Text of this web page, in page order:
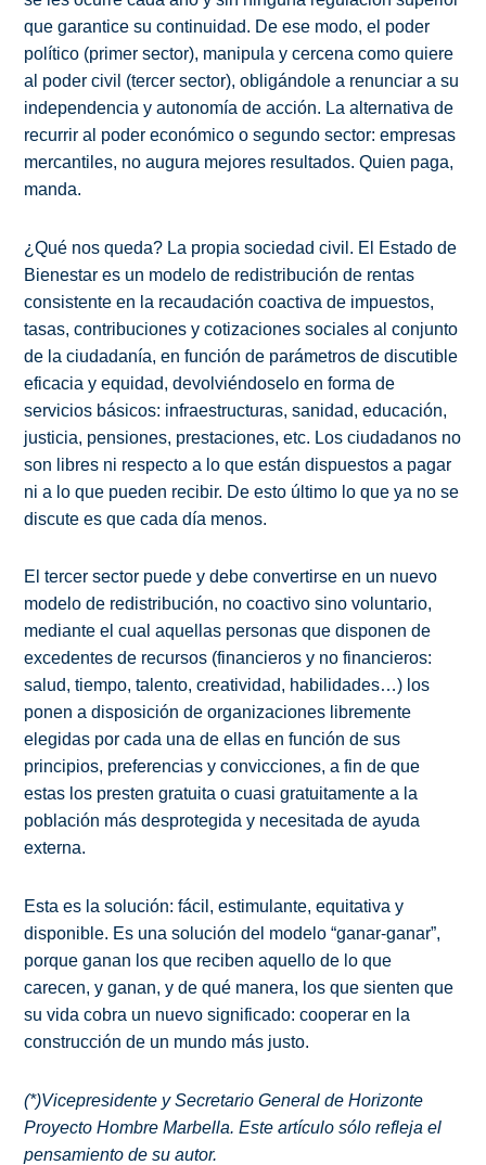
que garantice su continuidad. De ese modo, el poder
político (primer sector), manipula y cercena como quiere
al poder civil (tercer sector), obligándole a renunciar a su
independencia y autonomía de acción. La alternativa de
recurrir al poder económico o segundo sector: empresas
mercantiles, no augura mejores resultados. Quien paga,
manda.
¿Qué nos queda? La propia sociedad civil. El Estado de
Bienestar es un modelo de redistribución de rentas
consistente en la recaudación coactiva de impuestos,
tasas, contribuciones y cotizaciones sociales al conjunto
de la ciudadanía, en función de parámetros de discutible
eficacia y equidad, devolviéndoselo en forma de
servicios básicos: infraestructuras, sanidad, educación,
justicia, pensiones, prestaciones, etc. Los ciudadanos no
son libres ni respecto a lo que están dispuestos a pagar
ni a lo que pueden recibir. De esto último lo que ya no se
discute es que cada día menos.
El tercer sector puede y debe convertirse en un nuevo
modelo de redistribución, no coactivo sino voluntario,
mediante el cual aquellas personas que disponen de
excedentes de recursos (financieros y no financieros:
salud, tiempo, talento, creatividad, habilidades…) los
ponen a disposición de organizaciones libremente
elegidas por cada una de ellas en función de sus
principios, preferencias y convicciones, a fin de que
estas los presten gratuita o cuasi gratuitamente a la
población más desprotegida y necesitada de ayuda
externa.
Esta es la solución: fácil, estimulante, equitativa y
disponible. Es una solución del modelo “ganar-ganar”,
porque ganan los que reciben aquello de lo que
carecen, y ganan, y de qué manera, los que sienten que
su vida cobra un nuevo significado: cooperar en la
construcción de un mundo más justo.
(*)Vicepresidente y Secretario General de Horizonte
Proyecto Hombre Marbella. Este artículo sólo refleja el
pensamiento de su autor.